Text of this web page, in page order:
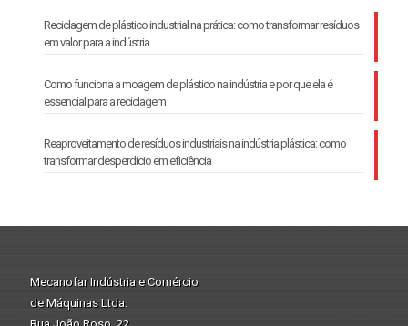
Reciclagem de plástico industrial na prática: como transformar resíduos
em valor para a indústria
Como funciona a moagem de plástico na indústria e por que ela é
essencial para a reciclagem
Reaproveitamento de resíduos industriais na indústria plástica: como
transformar desperdício em eficiência
Mecanofar Indústria e Comércio
de Máquinas Ltda.